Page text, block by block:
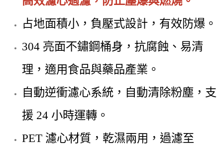
占地面積小，負壓式設計，有效防爆。
304 亮面不鏽鋼桶身，抗腐蝕、易清
理，適用食品與藥品產業。
自動逆衝濾心系統，自動清除粉塵，支
援 24 小時運轉。
PET 濾心材質，乾濕兩用，過濾至